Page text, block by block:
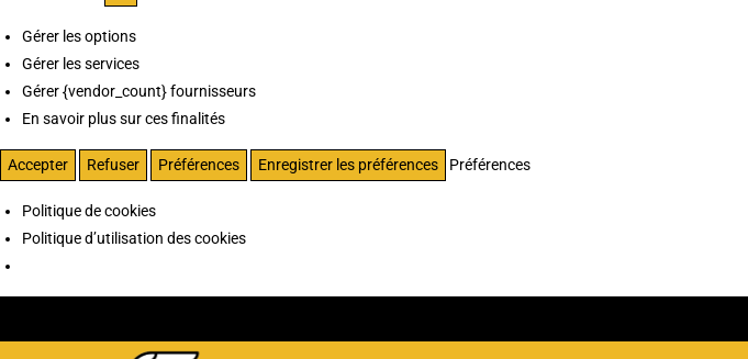
Gérer les options
Gérer les services
Gérer {vendor_count} fournisseurs
En savoir plus sur ces finalités
Accepter Refuser Préférences Enregistrer les préférences Préférences
Politique de cookies
Politique d’utilisation des cookies